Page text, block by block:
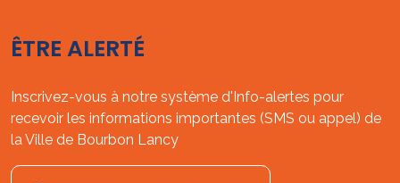
ÊTRE ALERTÉ
Inscrivez-vous à notre système d'Info-alertes pour
recevoir les informations importantes (SMS ou appel) de
la Ville de Bourbon Lancy